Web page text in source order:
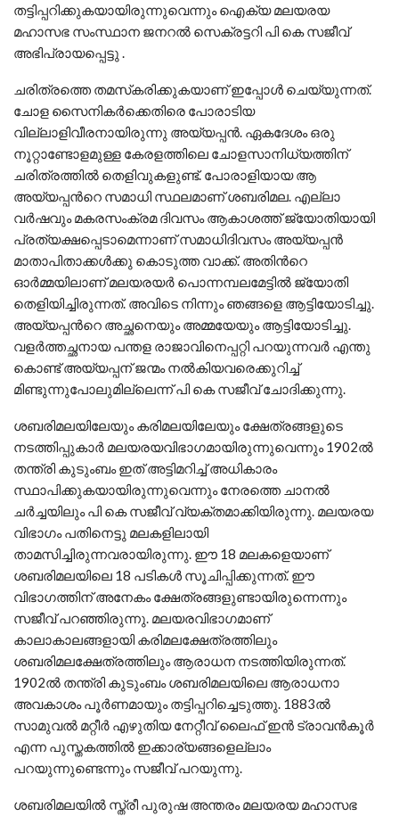
തട്ടിപ്പറിക്കുകയായിരുന്നുവെന്നും ഐക്യ മലയരയ
മഹാസഭ സംസ്ഥാന ജനറൽ സെക്രട്ടറി പി കെ സജീവ്
അഭിപ്രായപ്പെട്ടു .
ചരിത്രത്തെ തമസ്‍കരിക്കുകയാണ് ഇപ്പോള്‍ ചെയ്യുന്നത്.
ചോള സൈനികര്‍ക്കെതിരെ പോരാടിയ
വില്ലാളിവീരനായിരുന്നു അയ്യപ്പന്‍. ഏകദേശം ഒരു
നൂറ്റാണ്ടോളമുള്ള കേരളത്തിലെ ചോളസാനിധ്യത്തിന്
ചരിത്രത്തില്‍ തെളിവുകളുണ്ട്. പോരാളിയായ ആ
അയ്യപ്പന്‍റെ സമാധി സ്ഥലമാണ് ശബരിമല. എല്ലാ
വര്‍ഷവും മകരസംക്രമ ദിവസം ആകാശത്ത് ജ്യോതിയായി
പ്രത്യക്ഷപ്പെടാമെന്നാണ് സമാധിദിവസം അയ്യപ്പന്‍
മാതാപിതാക്കള്‍ക്കു കൊടുത്ത വാക്ക്. അതിന്‍റെ
ഓര്‍മ്മയിലാണ് മലയരയര്‍ പൊന്നമ്പലമേട്ടില്‍ ജ്യോതി
തെളിയിച്ചിരുന്നത്. അവിടെ നിന്നും ഞങ്ങളെ ആട്ടിയോടിച്ചു.
അയ്യപ്പന്‍റെ അച്ഛനെയും അമ്മയേയും ആട്ടിയോടിച്ചു.
വളര്‍ത്തച്ഛനായ പന്തള രാജാവിനെപ്പറ്റി പറയുന്നവര്‍ എന്തു
കൊണ്ട് അയ്യപ്പന് ജന്മം നല്‍കിയവരെക്കുറിച്ച്
മിണ്ടുന്നുപോലുമില്ലെന്ന് പി കെ സജീവ് ചോദിക്കുന്നു.
ശബരിമലയിലേയും കരിമലയിലേയും ക്ഷേത്രങ്ങളുടെ
നടത്തിപ്പുകാർ മലയരയവിഭാഗമായിരുന്നുവെന്നും 1902ൽ
തന്ത്രി കുടുംബം ഇത് അട്ടിമറിച്ച് അധികാരം
സ്ഥാപിക്കുകയായിരുന്നുവെന്നും നേരത്തെ ചാനല്‍
ചര്‍ച്ചയിലും പി കെ സജീവ് വ്യക്തമാക്കിയിരുന്നു. മലയരയ
വിഭാഗം പതിനെട്ടു മലകളിലായി
താമസിച്ചിരുന്നവരായിരുന്നു. ഈ 18 മലകളെയാണ്
ശബരിമലയിലെ 18 പടികൾ സൂചിപ്പിക്കുന്നത്. ഈ
വിഭാഗത്തിന് അനേകം ക്ഷേത്രങ്ങളുണ്ടായിരുന്നെന്നും
സജീവ് പറഞ്ഞിരുന്നു. മലയരവിഭാഗമാണ്
കാലാകാലങ്ങളായി കരിമലക്ഷേത്രത്തിലും
ശബരിമലക്ഷേത്രത്തിലും ആരാധന നടത്തിയിരുന്നത്.
1902ൽ തന്ത്രി കുടുംബം ശബരിമലയിലെ ആരാധനാ
അവകാശം പൂർണമായും തട്ടിപ്പറിച്ചെടുത്തു. 1883ല്‍
സാമുവല്‍ മറ്റീര്‍ എഴുതിയ നേറ്റീവ് ലൈഫ് ഇന്‍ ട്രാവന്‍കൂര്‍
എന്ന പുസ്തകത്തില്‍ ഇക്കാര്യങ്ങളെല്ലാം
പറയുന്നുണ്ടെന്നും സജീവ് പറയുന്നു.
ശബരിമലയില്‍ സ്ത്രീ പുരുഷ അന്തരം മലയരയ മഹാസഭ